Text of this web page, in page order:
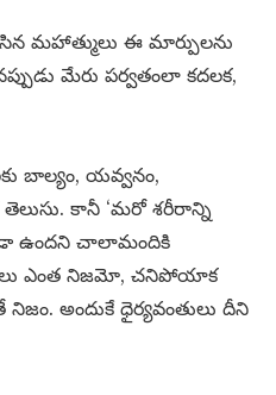
మహాత్ములు ఈ మార్పులను
మేరు పర్వతంలా కదలక,
బాల్యం, యవ్వనం,
కానీ ‘మరో శరీరాన్ని
ఉందని చాలామందికి
ఎంత నిజమో, చనిపోయాక
అందుకే ధైర్యవంతులు దీని